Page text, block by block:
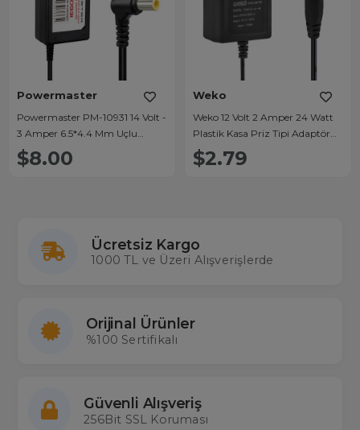
Powermaster
Powermaster PM-10931 14 Volt -
3 Amper 6.5*4.4 Mm Uçlu
Plastik Kasa Masaüstü Adaptör
(Samsung Monitör)
$8.00
Weko
Weko 12 Volt 2 Amper 24 Watt
Plastik Kasa Priz Tipi Adaptör
(5.5x2.5 Uçlu)
$2.79
Ücretsiz Kargo
1000 TL ve Üzeri Alışverişlerde
Orijinal Ürünler
%100 Sertifikalı
Güvenli Alışveriş
256Bit SSL Koruması